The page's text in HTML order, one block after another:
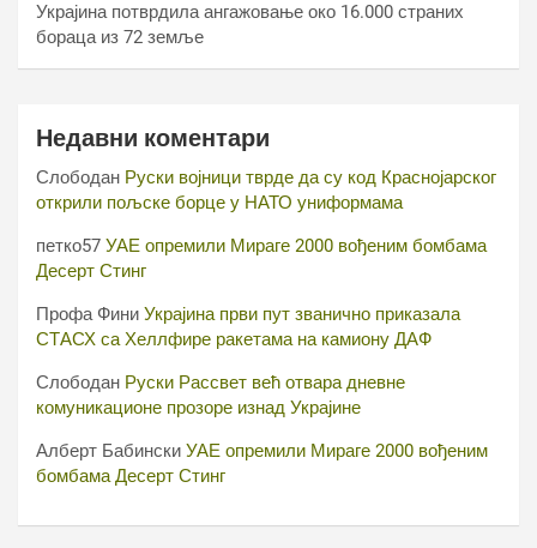
Украјина потврдила ангажовање око 16.000 страних
бораца из 72 земље
Недавни коментари
Слободан Руски војници тврде да су код Краснојарског
открили пољске борце у НАТО униформама
петко57 УАЕ опремили Мираге 2000 вођеним бомбама
Десерт Стинг
Профа Фини Украјина први пут званично приказала
СТАСХ са Хеллфире ракетама на камиону ДАФ
Слободан Руски Рассвет већ отвара дневне
комуникационе прозоре изнад Украјине
Алберт Бабински УАЕ опремили Мираге 2000 вођеним
бомбама Десерт Стинг